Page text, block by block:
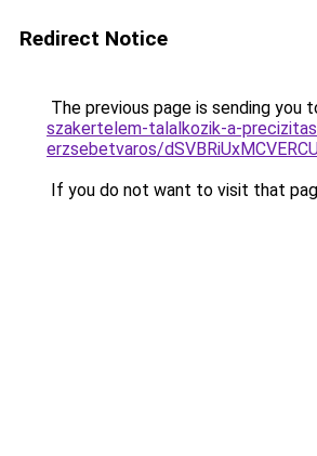
Redirect Notice
The previous page is sending you
szakertelem-talalkozik-a-
erzsebetvaros/
If you do not want to visit that